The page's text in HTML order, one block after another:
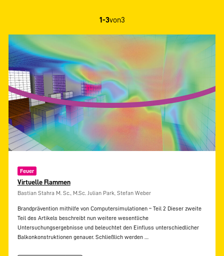
1-3von3
Feuer
Virtuelle Flammen
Bastian Stahra M. Sc., M.Sc. Julian Park, Stefan Weber
Brandprävention mithilfe von Computersimulationen – Teil 2 Dieser zweite
Teil des Artikels beschreibt nun weitere wesentliche
Untersuchungsergebnisse und beleuchtet den Einfluss unterschiedlicher
Balkonkonstruktionen genauer. Schließlich werden